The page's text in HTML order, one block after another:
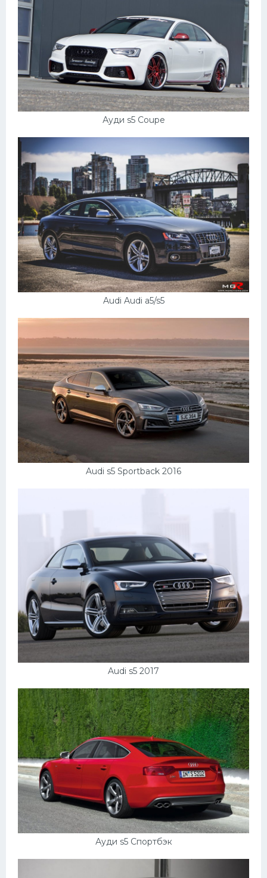
Ауди s5 Coupe
Audi Audi a5/s5
Audi s5 Sportback 2016
Audi s5 2017
Ауди s5 Спортбэк
Хонда
Грузовики
Шевроле
УАЗ
Кадиллак
Феррари
Поезда
Мотоциклы
Ямаха
Додж
Ява
Эмблемы
Спецтехника